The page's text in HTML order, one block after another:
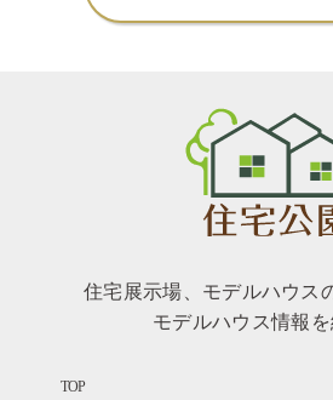
住宅展示場、モデルハウス
モデルハウス情報を
TOP